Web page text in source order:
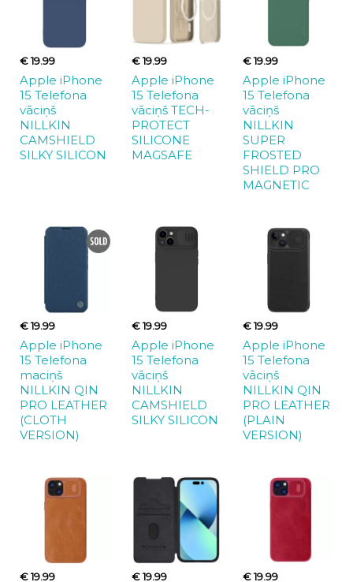
€ 19.99
Apple iPhone
15 Telefona
vāciņš
NILLKIN
CAMSHIELD
SILKY SILICON
€ 19.99
Apple iPhone
15 Telefona
vāciņš TECH-
PROTECT
SILICONE
MAGSAFE
€ 19.99
Apple iPhone
15 Telefona
vāciņš
NILLKIN
SUPER
FROSTED
SHIELD PRO
MAGNETIC
€ 19.99
Apple iPhone
15 Telefona
maciņš
NILLKIN QIN
PRO LEATHER
(CLOTH
VERSION)
€ 19.99
Apple iPhone
15 Telefona
vāciņš
NILLKIN
CAMSHIELD
SILKY SILICON
€ 19.99
Apple iPhone
15 Telefona
vāciņš
NILLKIN QIN
PRO LEATHER
(PLAIN
VERSION)
€ 19.99 € 19.99 € 19.99